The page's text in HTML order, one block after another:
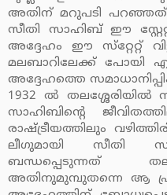
അതിന് മറുപടി
സീതി സാഹിബ് ഈ
അദ്ദേഹം ഈ സ്‌റ്റേറ്റ്
മലബാറിലേക്ക് പോയി
അദ്ദേഹത്തെ
1932 ല്‍ തലശ്ശേരിയില്‍
സാഹിബിന്റെ
രാഷ്ട്രീയത്തിലും
ലീഗുമായി സീതി
ബന്ധപ്പെടുന്നത്
അതിനുമുമ്പുതന്നെ ആ